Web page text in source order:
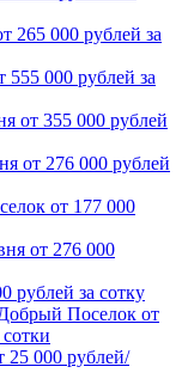
265 000 рублей за
555 000 рублей за
от 355 000 рублей
от 276 000 рублей
от 177 000
от 276 000
рублей за сотку
Поселок от
25 000 рублей/